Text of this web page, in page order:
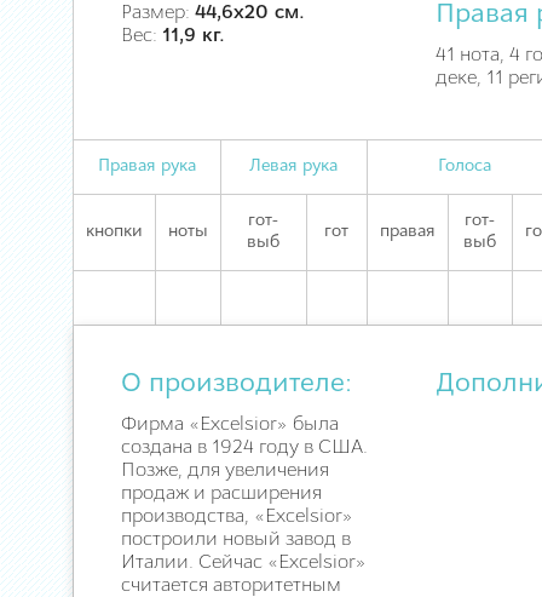
Размер: 44,6х20 см.
Вес: 11,9 кг.
Правая
41 нота, 4
деке, 11
Правая рука Левая рука Голоса
кнопки ноты
гот-
выб
гот правая
гот-
выб
О производителе:
Фирма «Excelsior» была
создана в 1924 году в США.
Позже, для увеличения
продаж и расширения
производства, «Excelsior»
построили новый завод в
Италии. Сейчас «Excelsior»
считается авторитетным